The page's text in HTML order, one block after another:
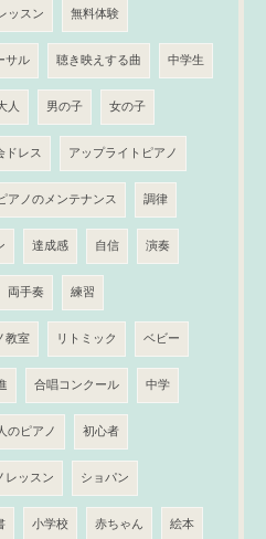
ッスン 無料体験
サル 聴き映えする曲 中学生
人 男の子 女の子
ドレス アップライトピアノ
アノのメンテナンス 調律
達成感 自信 演奏
両手奏 練習
教室 リトミック ベビー
合唱コンクール 中学
のピアノ 初心者
レッスン ショパン
小学校 赤ちゃん 絵本